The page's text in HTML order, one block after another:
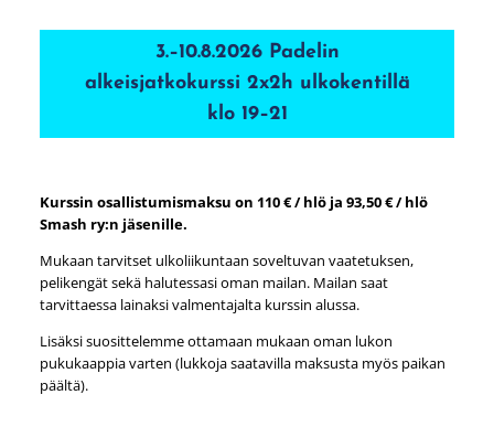
3.–10.8.2026 Padelin
alkeisjatkokurssi 2x2h ulkokentillä
klo 19–21
Kurssin osallistumismaksu on 110 € / hlö ja 93,50 € / hlö
Smash ry:n jäsenille.
Mukaan tarvitset ulkoliikuntaan soveltuvan vaatetuksen,
pelikengät sekä halutessasi oman mailan. Mailan saat
tarvittaessa lainaksi valmentajalta kurssin alussa.
Lisäksi suosittelemme ottamaan mukaan oman lukon
pukukaappia varten (lukkoja saatavilla maksusta myös paikan
päältä).